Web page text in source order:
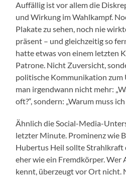
Auffällig ist vor allem die
und Wirkung im Wahlkampf.
Plakate zu sehen, noch nie
präsent – und gleichzeitig so
hatte etwas von einem letzten
Patrone. Nicht Zuversicht,
politische Kommunikation
man irgendwann nicht mehr:
oft?“, sondern: „Warum muss
Ähnlich die Social-Media-
letzter Minute. Prominenz wie
Hubertus Heil sollte
eher wie ein Fremdkörper. Wer
kennt, überzeugt vor Ort nicht.